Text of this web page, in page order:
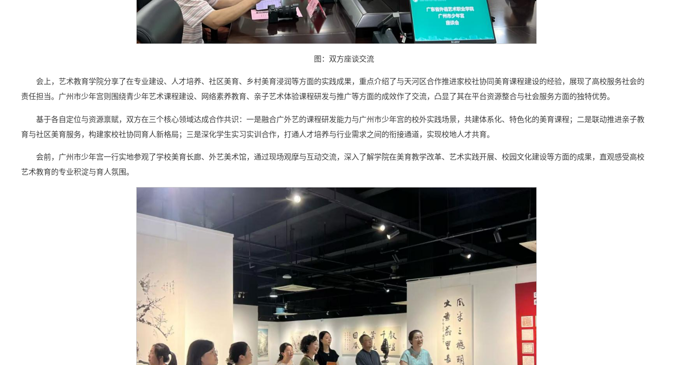
图：双方座谈交流
会上，艺术教育学院分享了在专业建设、人才培养、社区美育、乡村美育浸润等方面的实践成果，重点介绍了与天河区合作推进家校社协同美育课程建设的经验，展现了高校服务社会的
责任担当。广州市少年宫则围绕青少年艺术课程建设、网络素养教育、亲子艺术体验课程研发与推广等方面的成效作了交流，凸显了其在平台资源整合与社会服务方面的独特优势。
基于各自定位与资源禀赋，双方在三个核心领域达成合作共识：一是融合广外艺的课程研发能力与广州市少年宫的校外实践场景，共建体系化、特色化的美育课程；二是联动推进亲子教
育与社区美育服务，构建家校社协同育人新格局；三是深化学生实习实训合作，打通人才培养与行业需求之间的衔接通道，实现校地人才共育。
会前，广州市少年宫一行实地参观了学校美育长廊、外艺美术馆，通过现场观摩与互动交流，深入了解学院在美育教学改革、艺术实践开展、校园文化建设等方面的成果，直观感受高校
艺术教育的专业积淀与育人氛围。